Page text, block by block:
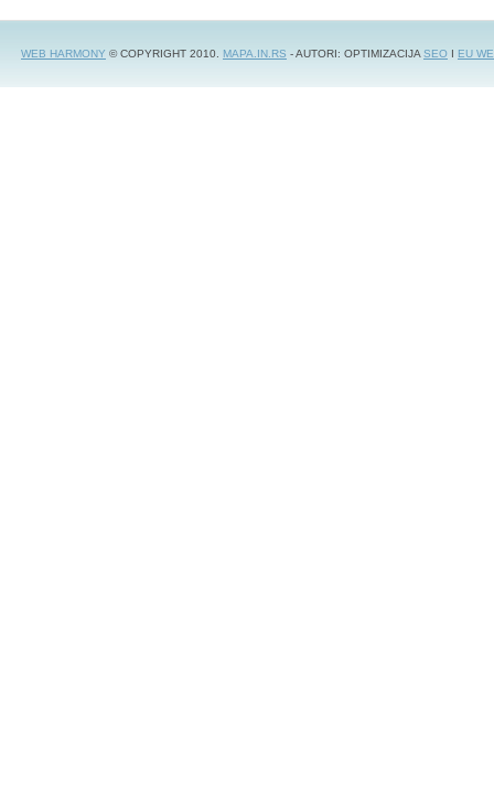
WEB HARMONY © COPYRIGHT 2010. MAPA.IN.RS - AUTORI: OPTIMIZACIJASEO I EU